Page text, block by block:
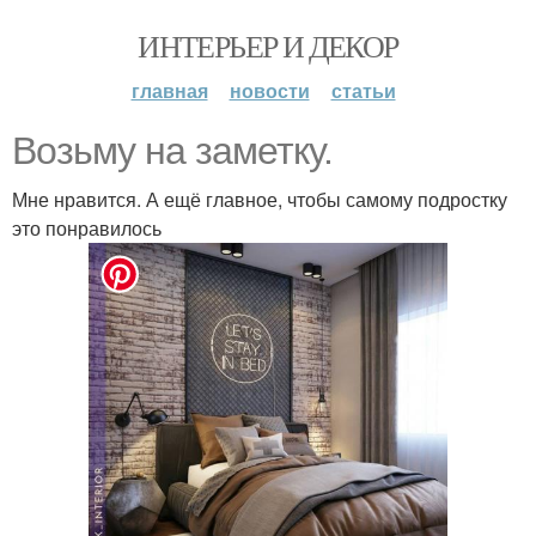
ИНТЕРЬЕР И ДЕКОР
главная новости статьи
Возьму на заметку.
Мне нравится. А ещё главное, чтобы самому подростку
это понравилось